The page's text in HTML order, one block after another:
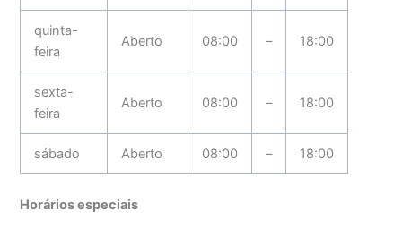
quinta-
feira
Aberto 08:00 – 18:00
sexta-
feira
Aberto 08:00 – 18:00
sábado Aberto 08:00 – 18:00
Horários especiais